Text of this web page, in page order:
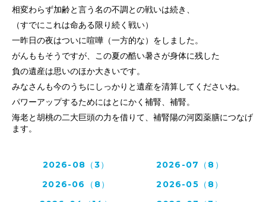
相変わらず加齢と言う名の不調との戦いは続き、
（すでにこれは命ある限り続く戦い）
一昨日の夜はついに喧嘩（一方的な）をしました。
がんももそうですが、この夏の酷い暑さが身体に残した
負の遺産は思いのほか大きいです。
みなさんも今のうちにしっかりと遺産を清算してくださいね。
パワーアップするためにはとにかく補腎、補腎。
海老と胡桃の二大巨頭の力を借りて、補腎陽の河図薬膳につなげ
ます。
2026-08（3）
2026-07（8）
2026-06（8）
2026-05（8）